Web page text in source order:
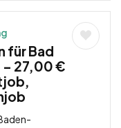
für Bad
27,00 €